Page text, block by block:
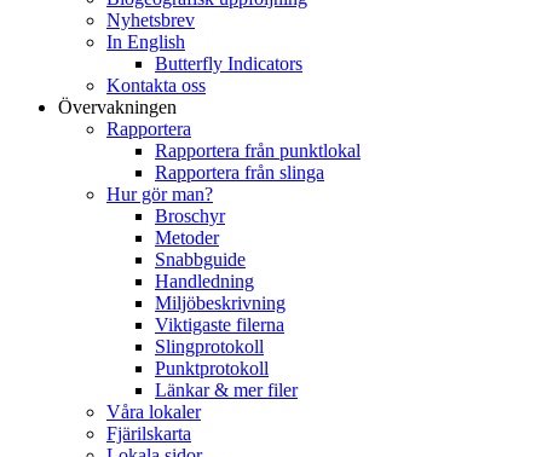
Nyhetsbrev
In English
Butterfly Indicators
Kontakta oss
Övervakningen
Rapportera
Rapportera från punktlokal
Rapportera från slinga
Hur gör man?
Broschyr
Metoder
Snabbguide
Handledning
Miljöbeskrivning
Viktigaste filerna
Slingprotokoll
Punktprotokoll
Länkar & mer filer
Våra lokaler
Fjärilskarta